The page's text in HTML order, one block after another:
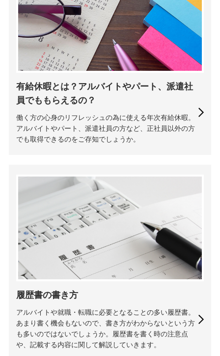
有給休暇とは？アルバイトやパート、派遣社
員でももらえるの？
働く方の心身のリフレッシュの為に使える年次有給休暇。
アルバイトやパート、派遣社員の方など、正社員以外の方
でも取得できるのをご存知でしょうか。
履歴書の書き方
アルバイトや就職・転職に必要となることの多い履歴書。
あまり書く機会もないので、書き方がわからないという方
も多いのではないでしょうか。履歴書を書く時の注意点
や、記載する内容に関して解説していきます。